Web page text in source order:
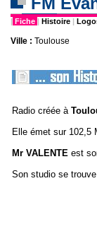
| Fiche | Histoire |
Ville : Toulouse
Radio créée à
Elle émet sur 102,5
Mr VALENTE est
Son studio se